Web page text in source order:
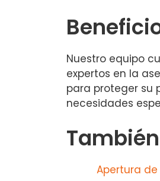
Nuestro equipo
expertos en la
para proteger su
necesidades
Apertura